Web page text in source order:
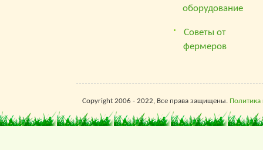
оборудование
Советы от
фермеров
Copyright 2006 - 2022, Все права защищены. Политика